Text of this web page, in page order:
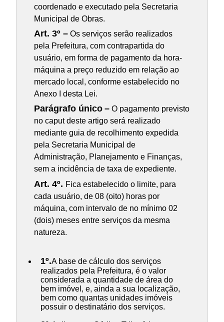
coordenado e executado pela Secretaria
Municipal de Obras.
Art. 3º – Os serviços serão realizados
pela Prefeitura, com contrapartida do
usuário, em forma de pagamento da hora-
máquina a preço reduzido em relação ao
mercado local, conforme estabelecido no
Anexo I desta Lei.
Parágrafo único – O pagamento previsto
no caput deste artigo será realizado
mediante guia de recolhimento expedida
pela Secretaria Municipal de
Administração, Planejamento e Finanças,
sem a incidência de taxa de expediente.
Art. 4º. Fica estabelecido o limite, para
cada usuário, de 08 (oito) horas por
máquina, com intervalo de no mínimo 02
(dois) meses entre serviços da mesma
natureza.
1º.A base de cálculo dos serviços
realizados pela Prefeitura, é o valor
considerada a quantidade de área do
bem imóvel, e, ainda a sua localização,
bem como quantas unidades imóveis
possuir o destinatário dos serviços.